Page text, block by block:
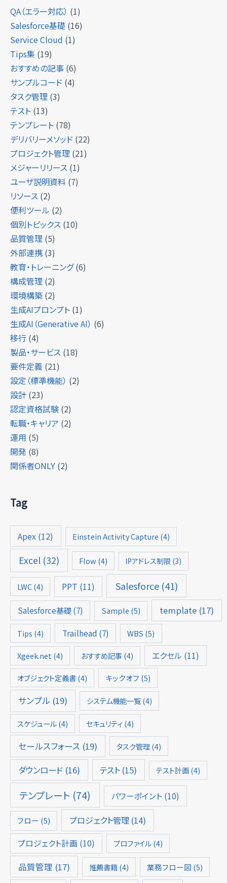
QA（エラー対応） (1)
Salesforce基礎 (16)
Service Cloud (1)
Tips集 (19)
おすすめの記事 (6)
サンプルコード (4)
タスク管理 (3)
テスト (13)
テンプレート (78)
デリバリーメソッド (22)
プロジェクト管理 (21)
メジャーリリース (1)
ユーザ説明資料 (7)
リソース (2)
便利ツール (2)
個別トピックス (10)
品質管理 (5)
外部連携 (3)
教育・トレーニング(6)
構成管理 (2)
環境構築 (2)
生成AIプロンプト (1)
生成AI（Generative AI） (6)
移行 (4)
製品・サービス (18)
要件定義 (21)
設定（標準機能） (2)
設計 (23)
認定資格試験 (2)
転職・キャリア (2)
運用 (5)
開発 (8)
関係者ONLY (2)
Tag
Apex (12) Einstein Activity Capture (4)
Excel(32) Flow (4) IPアドレス制限 (3)
LWC(4) PPT (11) Salesforce(41)
Salesforce基礎(7) Sample (5) template(17)
Tips (4) Trailhead (7) WBS (5)
Xgeek.net (4) おすすめ記事(4) エクセル (11)
オブジェクト定義書(4) キックオフ (5)
サンプル (19) システム機能一覧(4)
スケジュール(4) セキュリティ (4)
セールスフォース (19) タスク管理(4)
ダウンロード(16) テスト (15) テスト計画(4)
テンプレート (74) パワーポイント (10)
フロー (5) プロジェクト管理 (14)
プロジェクト計画 (10) プロファイル(4)
品質管理 (17) 推薦書籍(4) 業務フロー図 (5)